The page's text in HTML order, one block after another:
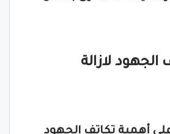
الجهود لازالة
أهمية تكاتف الجهود